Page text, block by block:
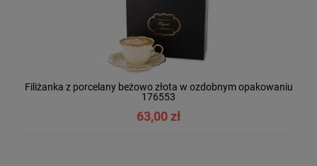
Filiżanka z porcelany beżowo złota w ozdobnym opakowaniu
176553
63,00 zł